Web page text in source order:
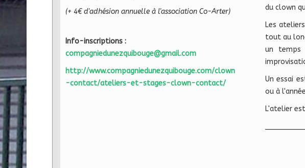
(+ 4€ d'adhésion annuelle à l'association Co-Arter)
Info-inscriptions :
compagniedunezquibouge@gmail.com
http://www.compagniedunezquibouge.com/clown
-contact/ateliers-et-stages-clown-contact/
du clown
Les
tout au
un temps
Un essai
ou à
L'atelier